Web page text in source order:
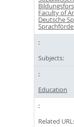
Faculty of
Deutsche
Subjects:
Education
Related